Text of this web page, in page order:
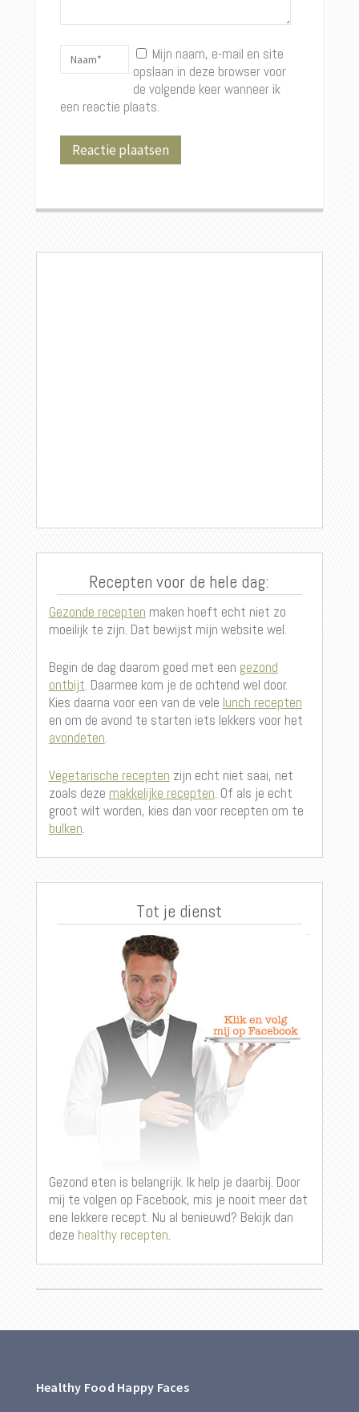
Mijn naam, e-mail en site
opslaan in deze browser voor
de volgende keer wanneer ik
een reactie plaats.
Recepten voor de hele dag:
Gezonde recepten maken hoeft echt niet zo
moeilijk te zijn. Dat bewijst mijn website wel.
Begin de dag daarom goed met een gezond
ontbijt. Daarmee kom je de ochtend wel door.
Kies daarna voor een van de vele lunch recepten
en om de avond te starten iets lekkers voor het
avondeten.
Vegetarische recepten zijn echt niet saai, net
zoals deze makkelijke recepten. Of als je echt
groot wilt worden, kies dan voor recepten om te
bulken.
Tot je dienst
Gezond eten is belangrijk. Ik help je daarbij. Door
mij te volgen op Facebook, mis je nooit meer dat
ene lekkere recept. Nu al benieuwd? Bekijk dan
deze healthy recepten.
Healthy Food Happy Faces